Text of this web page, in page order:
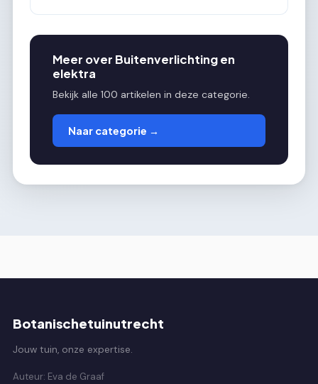
Meer over Buitenverlichting en
elektra
Bekijk alle 100 artikelen in deze categorie.
Naar categorie →
Botanischetuinutrecht
Jouw tuin, onze expertise.
Auteur: Eva de Graaf